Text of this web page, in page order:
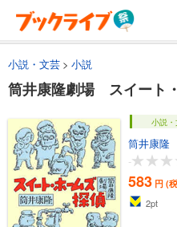
小説・文芸 小説
筒井康隆劇場 スイート
小説・
筒井康隆
-
583 円 (
2pt